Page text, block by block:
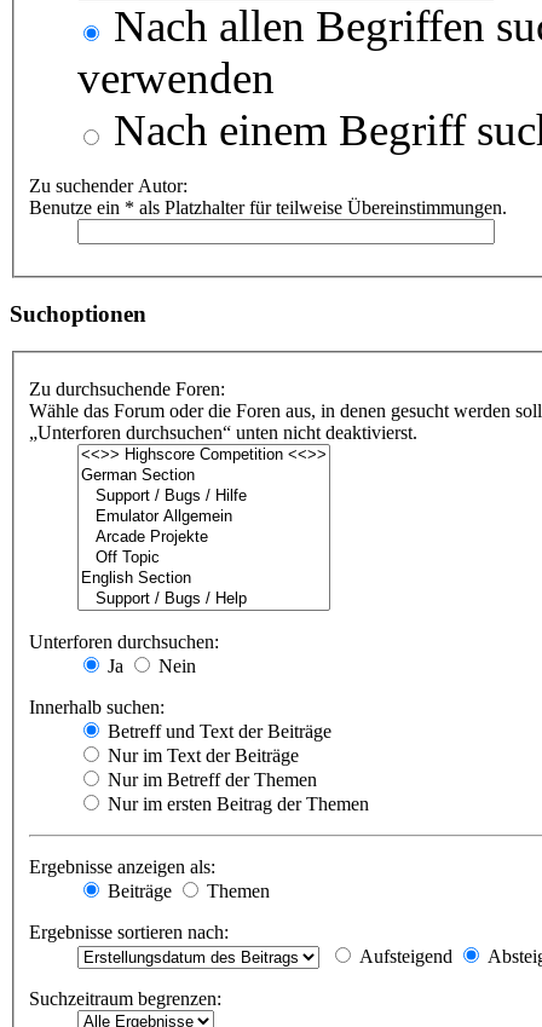
Nach allen Begriffen
verwenden
Nach einem Begriff
Zu suchender Autor:
Benutze ein * als Platzhalter für teilweise Übereinstimmungen.
Suchoptionen
Zu durchsuchende Foren:
Wähle das Forum oder die Foren aus, in denen gesucht werden
„Unterforen durchsuchen“ unten nicht deaktivierst.
Unterforen durchsuchen:
Ja
Nein
Innerhalb suchen:
Betreff und Text der Beiträge
Nur im Text der Beiträge
Nur im Betreff der Themen
Nur im ersten Beitrag der Themen
Ergebnisse anzeigen als:
Beiträge
Themen
Ergebnisse sortieren nach:
Aufsteigend
Suchzeitraum begrenzen: